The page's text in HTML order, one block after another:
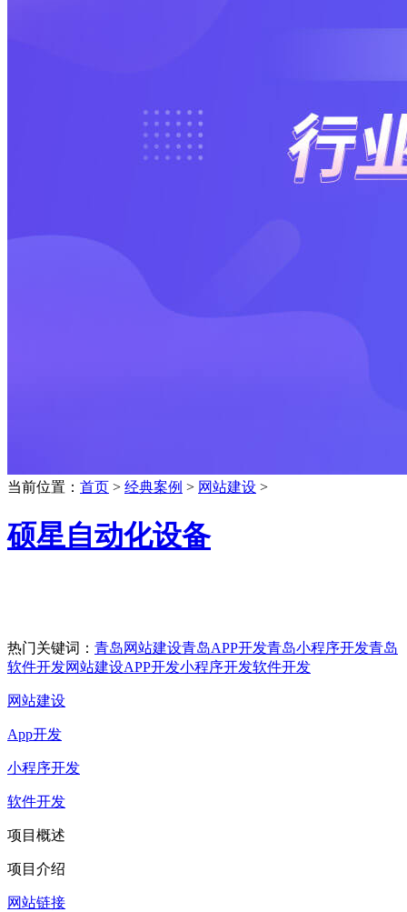
当前位置： 首页 > 经典案例 > 网站建设 >
硕星自动化设备
热门关键词： 青岛网站建设青岛APP开发青岛小程序开发青岛
软件开发网站建设APP开发小程序开发软件开发
网站建设
App开发
小程序开发
软件开发
项目概述
项目介绍
网站链接